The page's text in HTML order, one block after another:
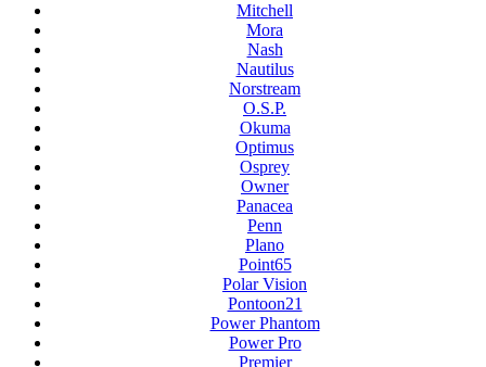
Mitchell
Mora
Nash
Nautilus
Norstream
O.S.P.
Okuma
Optimus
Osprey
Owner
Panacea
Penn
Plano
Point65
Polar Vision
Pontoon21
Power Phantom
Power Pro
Premier